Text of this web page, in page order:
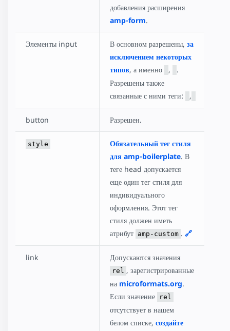
добавления расширения
amp-form.
Элементы input В основном разрешены, за
исключением некоторых
типов, а именно ,
.
Разрешены также
связанные с ними теги:
,
button Разрешен.
style
Обязательный тег стиля
для amp-boilerplate. В
теге head допускается
еще один тег стиля для
индивидуального
оформления. Этот тег
стиля должен иметь
атрибут amp-custom . 🔗
link Допускаются значения
rel , зарегистрированные
на microformats.org.
Если значение
rel
отсутствует в нашем
белом списке, создайте